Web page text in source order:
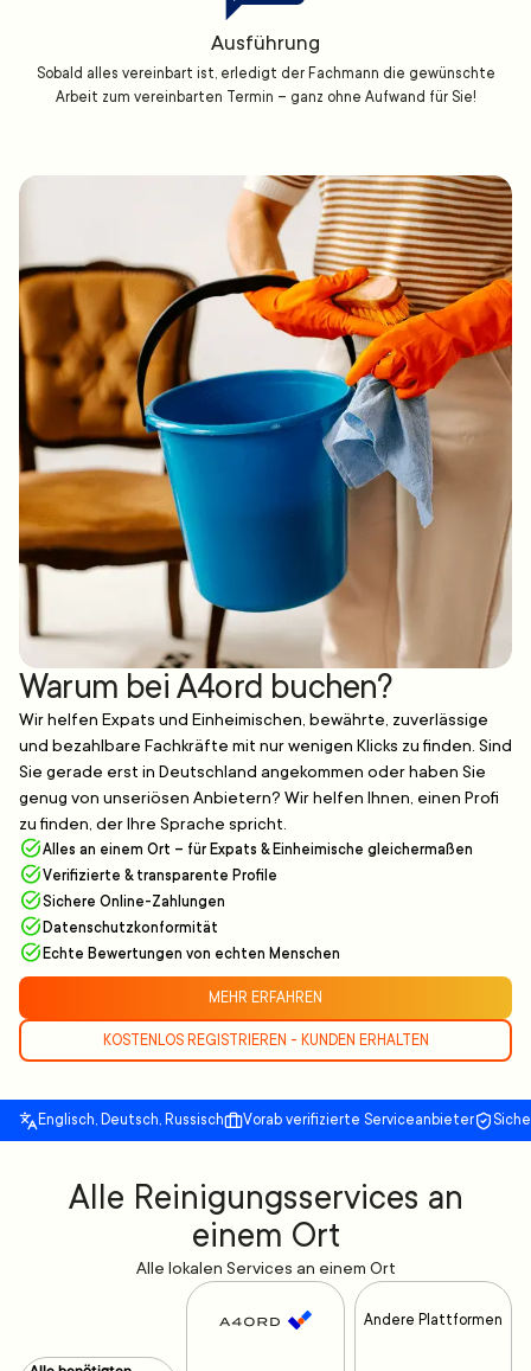
Ausführung
Sobald alles vereinbart ist, erledigt der Fachmann die gewünschte
Arbeit zum vereinbarten Termin – ganz ohne Aufwand für Sie!
Warum bei A4ord buchen?
Wir helfen Expats und Einheimischen, bewährte, zuverlässige
und bezahlbare Fachkräfte mit nur wenigen Klicks zu finden. Sind
Sie gerade erst in Deutschland angekommen oder haben Sie
genug von unseriösen Anbietern? Wir helfen Ihnen, einen Profi
zu finden, der Ihre Sprache spricht.
Alles an einem Ort – für Expats & Einheimische gleichermaßen
Verifizierte & transparente Profile
Sichere Online-Zahlungen
Datenschutzkonformität
Echte Bewertungen von echten Menschen
MEHR ERFAHREN
KOSTENLOS REGISTRIEREN - KUNDEN ERHALTEN
Englisch, Deutsch, Russisch Vorab verifizierte Serviceanbieter
Alle Reinigungsservices an
einem Ort
Alle lokalen Services an einem Ort
Andere Plattformen